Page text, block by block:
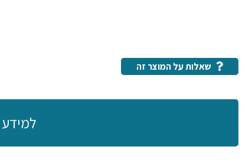
שאלות על המוצר זה